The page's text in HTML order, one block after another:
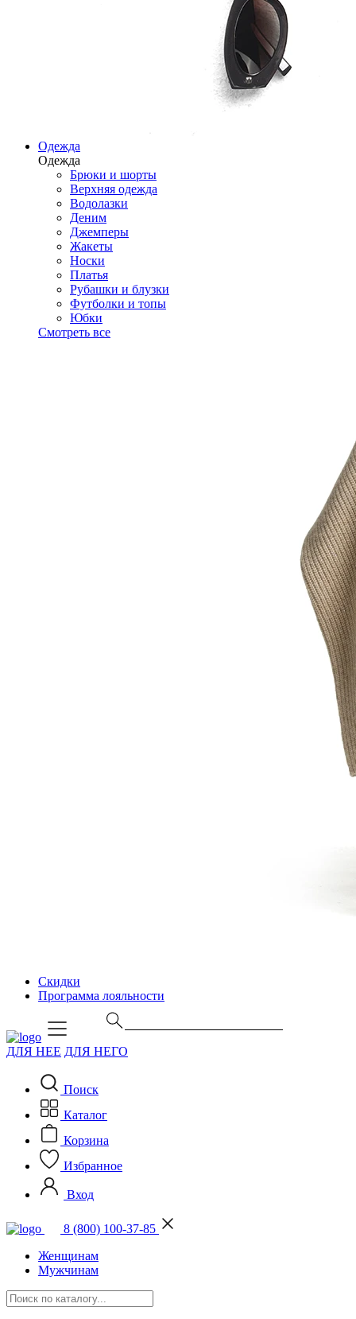
Одежда
Одежда
Брюки и шорты
Верхняя одежда
Водолазки
Деним
Джемперы
Жакеты
Носки
Платья
Рубашки и блузки
Футболки и топы
Юбки
Смотреть все
Скидки
Программа лояльности
ДЛЯ НЕЕ ДЛЯ НЕГО
Поиск
Каталог
Корзина
Избранное
Вход
8 (800) 100-37-85
Женщинам
Мужчинам